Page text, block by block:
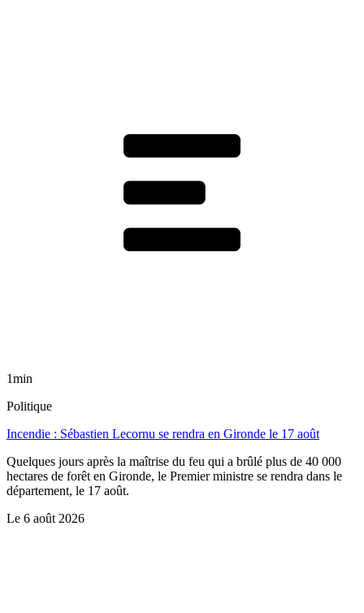
1min
Politique
Incendie : Sébastien Lecornu se rendra en Gironde le 17 août
Quelques jours après la maîtrise du feu qui a brûlé plus de 40 000
hectares de forêt en Gironde, le Premier ministre se rendra dans le
département, le 17 août.
Le 6 août 2026